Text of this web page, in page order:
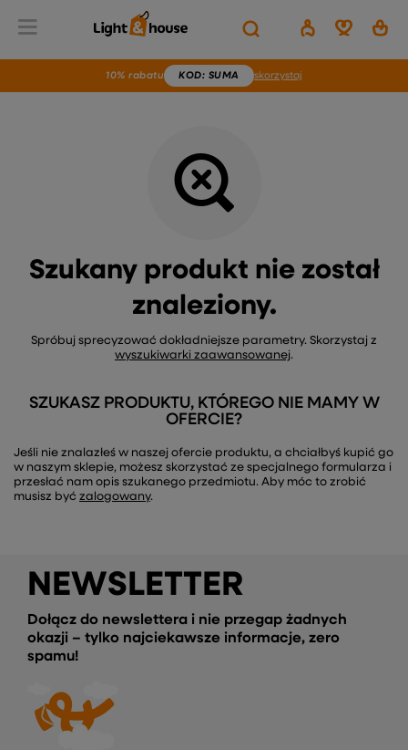
10% rabatu KOD: SUMA skorzystaj
Home Brak produktu
Szukany produkt nie został
znaleziony.
Spróbuj sprecyzować dokładniejsze parametry. Skorzystaj z
wyszukiwarki zaawansowanej.
SZUKASZ PRODUKTU, KTÓREGO NIE MAMY W
OFERCIE?
Jeśli nie znalazłeś w naszej ofercie produktu, a chciałbyś kupić go
w naszym sklepie, możesz skorzystać ze specjalnego formularza i
przesłać nam opis szukanego przedmiotu. Aby móc to zrobić
musisz być zalogowany.
NEWSLETTER
Dołącz do newslettera i nie przegap żadnych
okazji – tylko najciekawsze informacje, zero
spamu!